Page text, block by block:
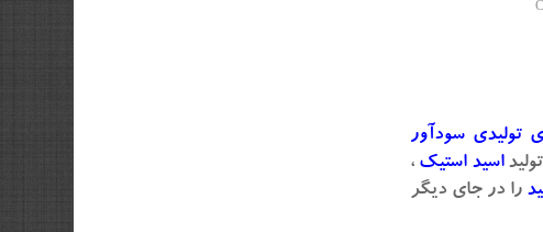
تولیدی سودآور
اسید استیک ،
را در جای دیگر